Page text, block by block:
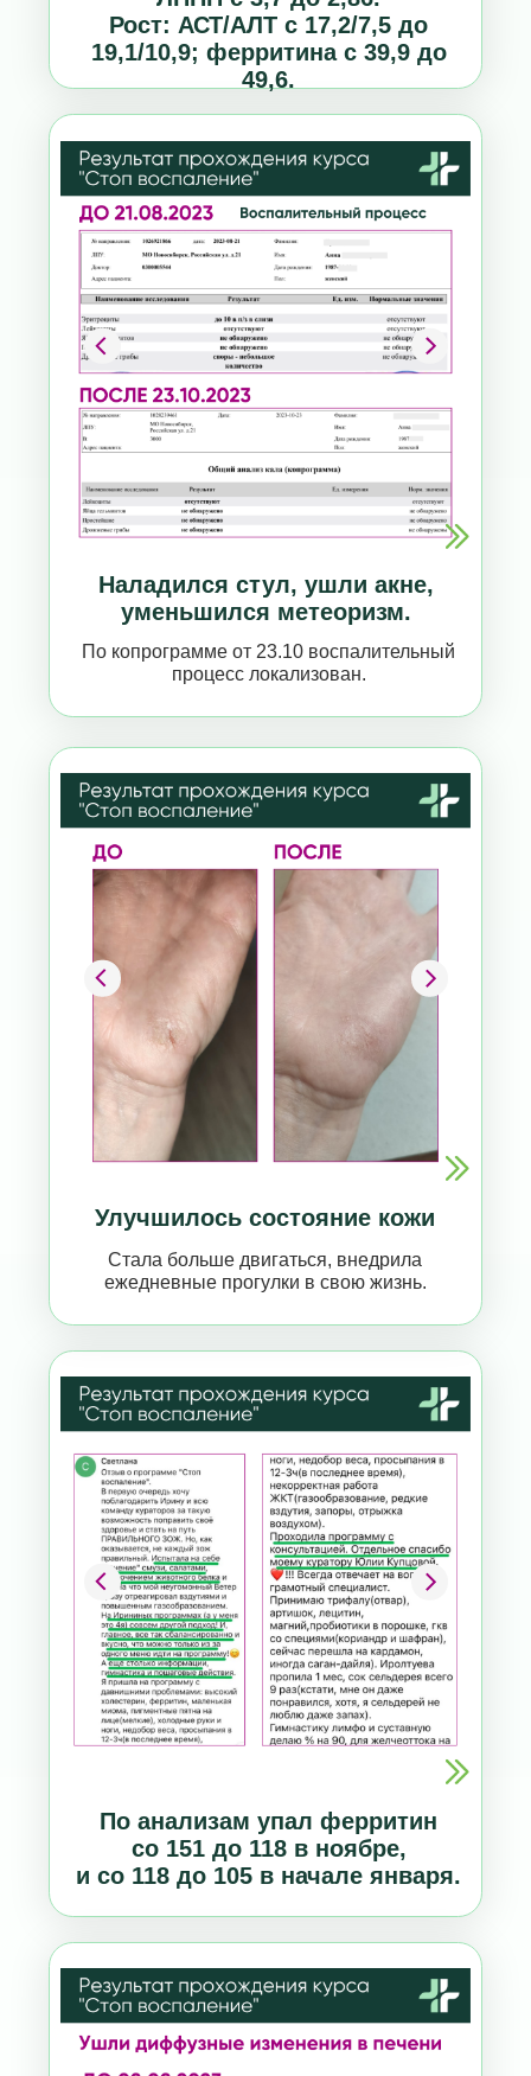
Наладился стул, ушли акне,
уменьшился метеоризм.
По копрограмме от 23.10 воспалительный
процесс локализован.
По анализам упал ферритин
со 151 до 118 в ноябре,
и со 118 до 105 в начале января.
Улучшилось состояние кожи
Стала больше двигаться, внедрила
ежедневные прогулки в свою жизнь.